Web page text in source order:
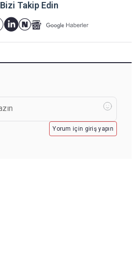
Bizi Takip Edin
Yorum için giriş yapın